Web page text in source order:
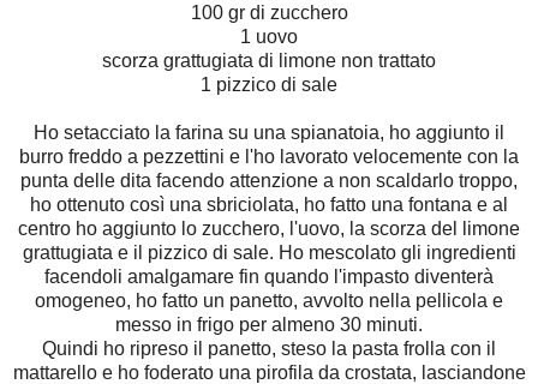
100 gr di zucchero
1 uovo
scorza grattugiata di limone non trattato
1 pizzico di sale
Ho setacciato la farina su una spianatoia, ho aggiunto il
burro freddo a pezzettini e l'ho lavorato velocemente con la
punta delle dita facendo attenzione a non scaldarlo troppo,
ho ottenuto così una sbriciolata, ho fatto una fontana e al
centro ho aggiunto lo zucchero, l'uovo, la scorza del limone
grattugiata e il pizzico di sale. Ho mescolato gli ingredienti
facendoli amalgamare fin quando l'impasto diventerà
omogeneo, ho fatto un panetto, avvolto nella pellicola e
messo in frigo per almeno 30 minuti.
Quindi ho ripreso il panetto, steso la pasta frolla con il
mattarello e ho foderato una pirofila da crostata, lasciandone